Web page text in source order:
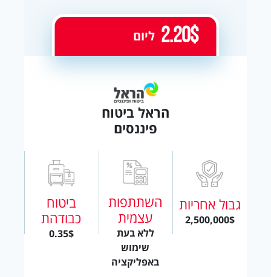
הראל ביטוח
פיננסים
גבול אחריות
2,500,000$
השתתפות
עצמית
ללא בעת
שימוש
באפליקציה
ביטוח
כבודהת
0.35$
2.20$ ליום